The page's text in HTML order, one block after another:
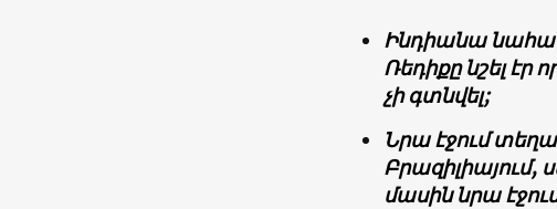
Ինդիանա
Ռեդիքը նշել էր
չի գտնվել;
Նրա էջում
Բրազիլիայում,
մասին նրա